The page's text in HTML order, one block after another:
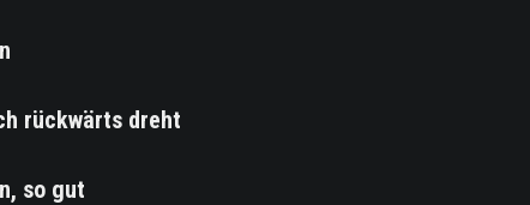
rückwärts dreht
so gut